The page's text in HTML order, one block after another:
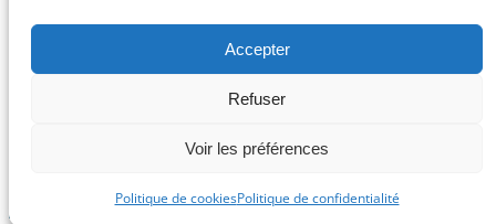
Accepter
Refuser
Voir les préférences
Politique de cookiesPolitique de confidentialité
Mentions légales
Politique de cookies (UE)